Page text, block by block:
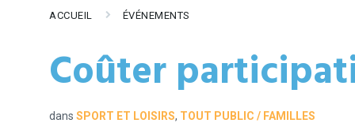
ACCUEIL ÉVÉNEMENTS
Coûter
dans SPORT ET LOISIRS, TOUT PUBLIC / FAMILLES